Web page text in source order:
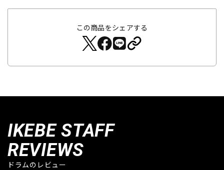
この商品をシェアする
IKEBE STAFF
REVIEWS
ドラムのレビュー